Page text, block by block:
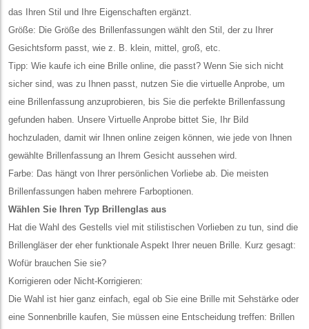
das Ihren Stil und Ihre Eigenschaften ergänzt.
Größe: Die Größe des Brillenfassungen wählt den Stil, der zu Ihrer
Gesichtsform passt, wie z. B. klein, mittel, groß, etc.
Tipp: Wie kaufe ich eine Brille online, die passt? Wenn Sie sich nicht
sicher sind, was zu Ihnen passt, nutzen Sie die virtuelle Anprobe, um
eine Brillenfassung anzuprobieren, bis Sie die perfekte Brillenfassung
gefunden haben. Unsere Virtuelle Anprobe bittet Sie, Ihr Bild
hochzuladen, damit wir Ihnen online zeigen können, wie jede von Ihnen
gewählte Brillenfassung an Ihrem Gesicht aussehen wird.
Farbe: Das hängt von Ihrer persönlichen Vorliebe ab. Die meisten
Brillenfassungen haben mehrere Farboptionen.
Wählen Sie Ihren Typ Brillenglas aus
Hat die Wahl des Gestells viel mit stilistischen Vorlieben zu tun, sind die
Brillengläser der eher funktionale Aspekt Ihrer neuen Brille. Kurz gesagt:
Wofür brauchen Sie sie?
Korrigieren oder Nicht-Korrigieren:
Die Wahl ist hier ganz einfach, egal ob Sie eine Brille mit Sehstärke oder
eine Sonnenbrille kaufen, Sie müssen eine Entscheidung treffen: Brillen